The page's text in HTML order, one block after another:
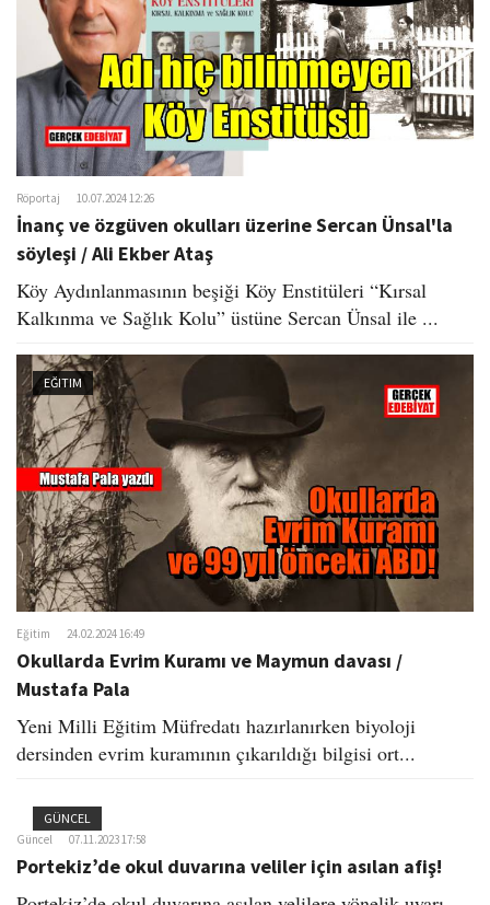
Röportaj 10.07.2024 12:26
İnanç ve özgüven okulları üzerine Sercan Ünsal'la
söyleşi / Ali Ekber Ataş
Köy Aydınlanmasının beşiği Köy Enstitüleri “Kırsal
Kalkınma ve Sağlık Kolu” üstüne Sercan Ünsal ile ...
EĞITIM
Eğitim 24.02.2024 16:49
Okullarda Evrim Kuramı ve Maymun davası /
Mustafa Pala
Yeni Milli Eğitim Müfredatı hazırlanırken biyoloji
dersinden evrim kuramının çıkarıldığı bilgisi ort...
GÜNCEL
Güncel 07.11.2023 17:58
Portekiz’de okul duvarına veliler için asılan afiş!